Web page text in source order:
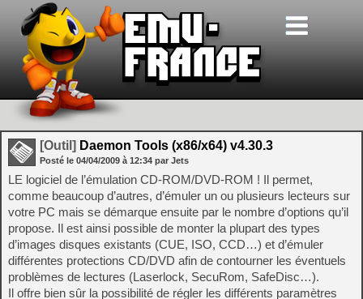
[Outil] Daemon Tools (x86/x64) v4.30.3
Posté le 04/04/2009 à 12:34 par Jets
LE logiciel de l’émulation CD-ROM/DVD-ROM ! Il permet,
comme beaucoup d’autres, d’émuler un ou plusieurs lecteurs sur
votre PC mais se démarque ensuite par le nombre d’options qu’il
propose. Il est ainsi possible de monter la plupart des types
d’images disques existants (CUE, ISO, CCD…) et d’émuler
différentes protections CD/DVD afin de contourner les éventuels
problèmes de lectures (Laserlock, SecuRom, SafeDisc…).
Il offre bien sûr la possibilité de régler les différents paramètres